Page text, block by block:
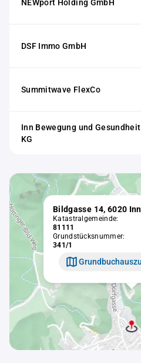
NEWport Holding GmbH
DSF Immo GmbH
Summitwave FlexCo
Inn Bewegung und Gesundheit
KG
Bildgasse 14, 6020
Katastralgemeinde:
81111
Grundstücksnummer:
341/1